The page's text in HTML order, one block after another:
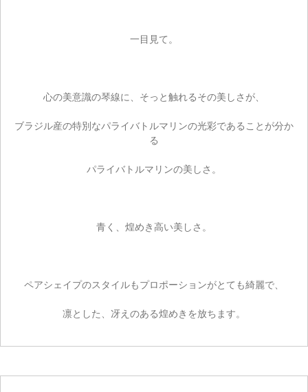
一目見て。
心の美意識の琴線に、そっと触れるその美しさが、
ブラジル産の特別なパライバトルマリンの光彩であることが分か
る
パライバトルマリンの美しさ。
青く、煌めき高い美しさ。
ペアシェイプのスタイルもプロポーションがとても綺麗で、
凛とした、冴えのある煌めきを放ちます。